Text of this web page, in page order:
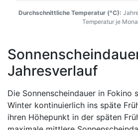
Durchschnittliche Temperatur (°C):
Temperatur je
Jahresverlauf
Die Sonnenscheindauer in Fokino
Winter kontinuierlich ins späte
ihren Höhepunkt in der späten